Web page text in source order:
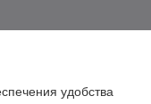
удобства